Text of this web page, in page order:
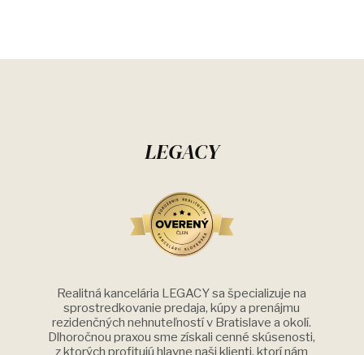
LEGACY
Realitná kancelária LEGACY sa špecializuje na
sprostredkovanie predaja, kúpy a prenájmu
rezidenčných nehnuteľností v Bratislave a okolí.
Dlhoročnou praxou sme získali cenné skúsenosti,
z ktorých profitujú hlavne naši klienti, ktorí nám